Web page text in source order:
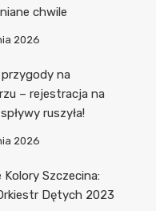
chwile
2026
na
– rejestracja na
ruszyła!
2026
Kolory Szczecina:
Dętych 2023